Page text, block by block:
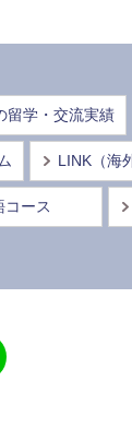
留学・交流実績
LINK（海
コース